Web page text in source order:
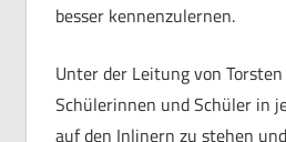
besser kennenzulernen.
Unter der Leitung von
Schülerinnen und Schüler in
auf den Inlinern zu stehen